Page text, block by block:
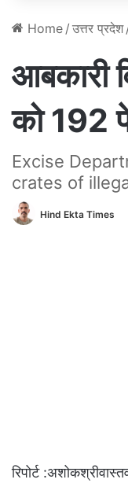
Home / उत्तर प्रदेश
आबकारी
को 192
Excise
crates of
Hind Ekta Times
रिपोर्ट